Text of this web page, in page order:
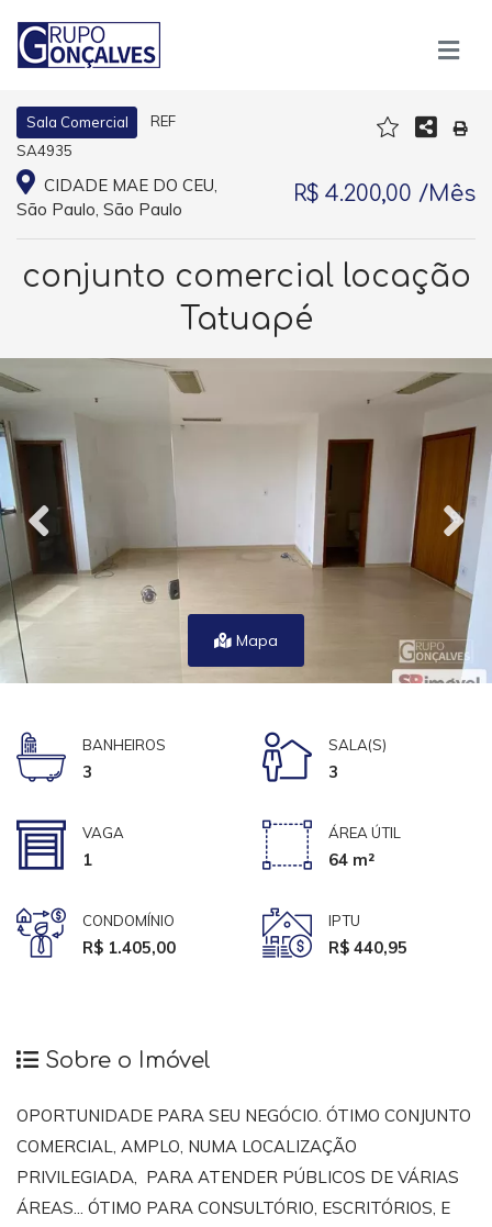
Sala Comercial
REF
SA4935
CIDADE MAE DO CEU,
São Paulo, São Paulo
R$ 4.200,00 /Mês
conjunto comercial locação
Tatuapé
Mapa
BANHEIROS
3
SALA(S)
3
VAGA
1
ÁREA ÚTIL
64 m²
CONDOMÍNIO
R$ 1.405,00
IPTU
R$ 440,95
Sobre o Imóvel
OPORTUNIDADE PARA SEU NEGÓCIO. ÓTIMO CONJUNTO
COMERCIAL, AMPLO, NUMA LOCALIZAÇÃO
PRIVILEGIADA, PARA ATENDER PÚBLICOS DE VÁRIAS
ÁREAS... ÓTIMO PARA CONSULTÓRIO, ESCRITÓRIOS, E